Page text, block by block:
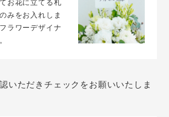
お花に立てる札
みをお入れしま
ラワーデザイナ
いただきチェックをお願いいたしま